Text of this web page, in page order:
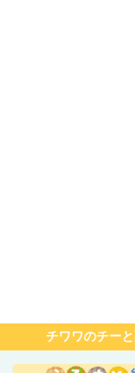
チワワのチー